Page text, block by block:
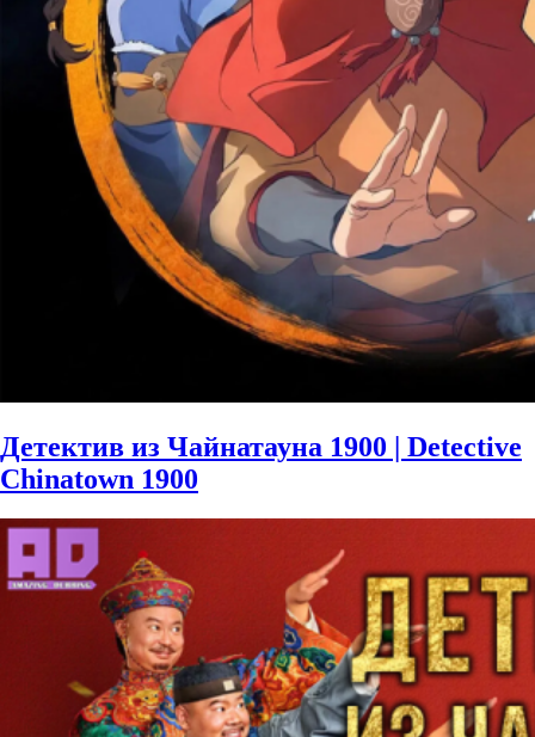
Детектив из Чайнатауна 1900 | Detective
Chinatown 1900